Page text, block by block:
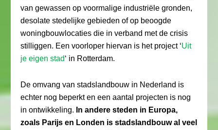
van gewassen op voormalige industriële gronden,
desolate stedelijke gebieden of op beoogde
woningbouwlocaties die in verband met de crisis
stilliggen. Een voorloper hiervan is het project ‘Uit
je eigen stad‘ in Rotterdam.
De omvang van stadslandbouw in Nederland is
echter nog beperkt en een aantal projecten is nog
in ontwikkeling. In andere steden in Europa,
zoals Parijs en Londen is stadslandbouw al veel